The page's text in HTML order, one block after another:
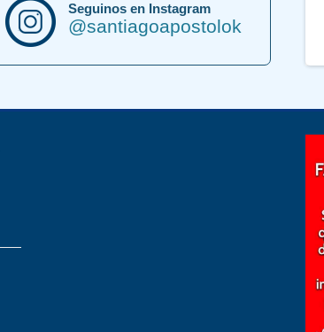
Seguinos en Instagram
@santiagoapostolok